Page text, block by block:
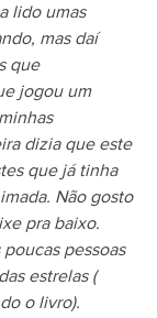
lido umas
mas daí
que
jogou um
dizia que este
que já tinha
Não gosto
pra baixo.
pessoas
estrelas (
o livro).